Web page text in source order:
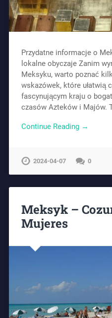
Przydatne informacje o
lokalne obyczaje Zanim
Meksyku, warto poznać
wskazówek, które ułatwią
fascynującym kraju o
czasów Azteków i Majów.
Continue Reading →
2024-04-07 0
Meksyk –
Mujeres